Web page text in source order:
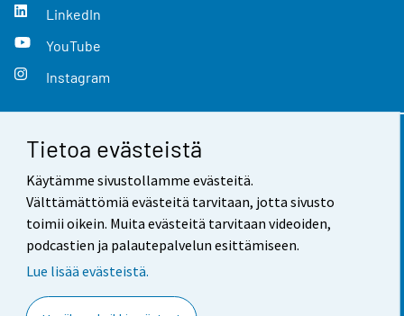
Tietoa evästeistä
Käytämme sivustollamme evästeitä.
Välttämättömiä evästeitä tarvitaan, jotta sivusto
toimii oikein. Muita evästeitä tarvitaan videoiden,
podcastien ja palautepalvelun esittämiseen.
Lue lisää evästeistä.
LinkedIn
YouTube
Instagram
Yhteystiedot
Palaute
Käyttöehdot
Saavutettavuus